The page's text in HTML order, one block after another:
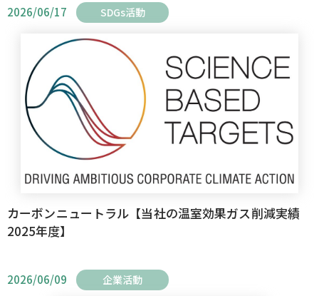
2026/06/17 SDGs活動
カーボンニュートラル【当社の温室効果ガス削減実績
2025年度】
2026/06/09 企業活動